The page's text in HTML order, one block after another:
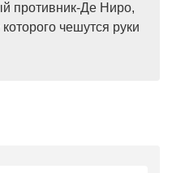
противник-Де Ниро,
чешутся руки